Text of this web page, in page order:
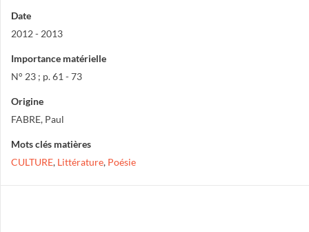
Date
2012 - 2013
Importance matérielle
N° 23 ; p. 61 - 73
Origine
FABRE, Paul
Mots clés matières
CULTURE, Littérature, Poésie